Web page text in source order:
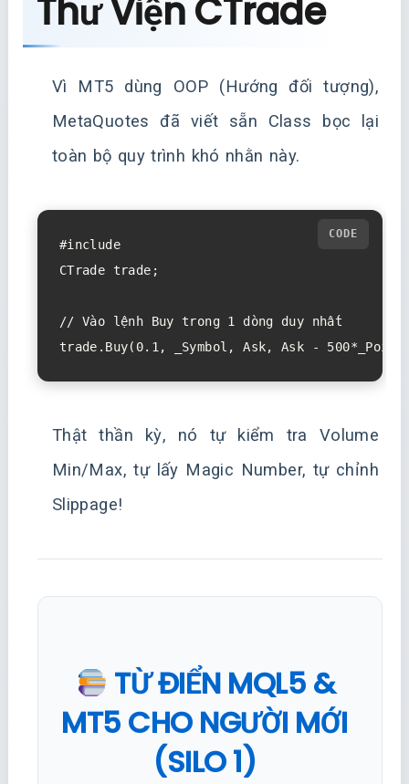
Thư Viện CTrade
Vì MT5 dùng OOP (Hướng đối tượng),
MetaQuotes đã viết sẵn Class bọc lại
toàn bộ quy trình khó nhằn này.
#include
CTrade trade;
// Vào lệnh Buy trong 1 dòng duy nhất
Thật thần kỳ, nó tự kiểm tra Volume
Min/Max, tự lấy Magic Number, tự chỉnh
Slippage!
TỪ ĐIỂN MQL5 &
MT5 CHO NGƯỜI MỚI
(SILO 1)